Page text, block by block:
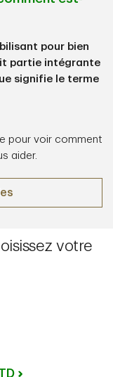
pour bien
partie intégrante
signifie le terme
pour voir comment
aider.
votre